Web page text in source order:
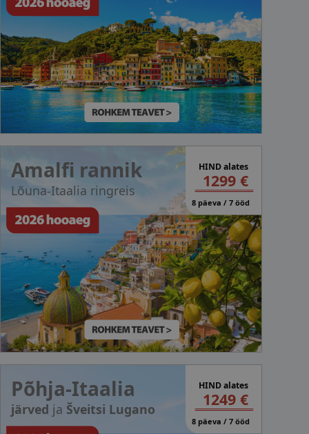
Amalfi rannik
Lõuna-Itaalia ringreis
HIND alates
1299 €
8 päeva / 7 ööd
Põhja-Itaalia
järved ja Šveitsi Lugano
HIND alates
1249 €
8 päeva / 7 ööd